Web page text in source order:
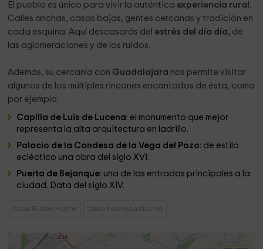
El pueblo es único para vivir la auténtica experiencia rural .
Calles anchas, casas bajas, gentes cercanas y tradición en
cada esquina. Aquí descasarás del estrés del día día, de
las aglomeraciones y de los ruidos.
Además, su cercanía con Guadalajara nos permite visitar
algunos de los múltiples rincones encantados de ésta, como
por ejemplo:
Capilla de Luis de Lucena: el monumento que mejor
representa la alta arquitectura en ladrillo.
Palacio de la Condesa de la Vega del Pozo: de estilo
ecléctico una obra del siglo XVI.
Puerta de Bejanque: una de las entradas principales a la
ciudad. Data del siglo XIV.
Casas Rurales Horche Casas Rurales La Alcarria